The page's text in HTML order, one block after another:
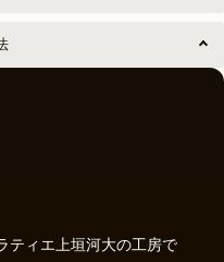
ティエ上垣河大の工房で